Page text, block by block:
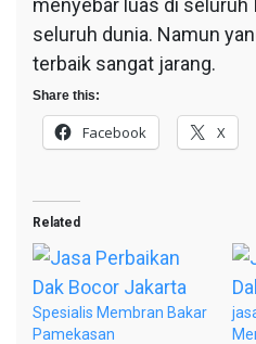
menyebar luas di seluruh
seluruh dunia. Namun
terbaik sangat jarang.
Share this:
Facebook X
Related
Spesialis Membran Bakar
Pamekasan